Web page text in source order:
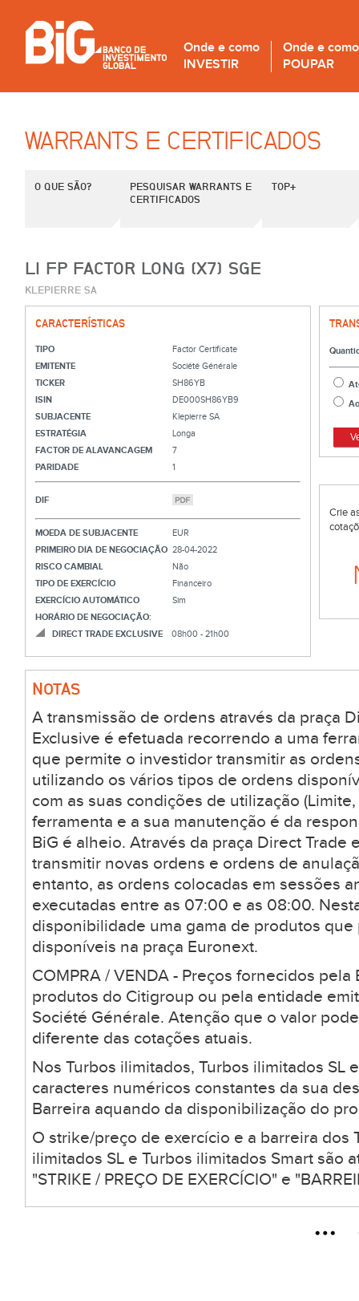
Onde e como
INVESTIR
Onde e como
POUPAR
WARRANTS E CERTIFICADOS
O QUE SÃO?
PESQUISAR WARRANTS E
CERTIFICADOS
TOP+
LI FP FACTOR LONG (X7) SGE
KLEPIERRE SA
CARACTERÍSTICAS
TIPO
Factor Certificate
EMITENTE
Société Générale
TICKER
SH86YB
ISIN
DE000SH86YB9
SUBJACENTE
Klepierre SA
ESTRATÉGIA
Longa
FACTOR DE ALAVANCAGEM
7
PARIDADE
1
DIF
MOEDA DE SUBJACENTE
EUR
PRIMEIRO DIA DE NEGOCIAÇÃO 28-04-2022
RISCO CAMBIAL
Não
TIPO DE EXERCÍCIO
Financeiro
EXERCÍCIO AUTOMÁTICO
Sim
HORÁRIO DE NEGOCIAÇÃO:
DIRECT TRADE EXCLUSIVE
08h00 - 21h00
Crie
NOTAS
A transmissão de ordens através da praça
Exclusive é efetuada recorrendo a uma
que permite o investidor transmitir as
utilizando os vários tipos de ordens
com as suas condições de utilização
ferramenta e a sua manutenção é da
BiG é alheio. Através da praça Direct Trade
transmitir novas ordens e ordens de
entanto, as ordens colocadas em sessões
executadas entre as 07:00 e as 08:00.
disponibilidade uma gama de produtos
disponíveis na praça Euronext.
COMPRA / VENDA - Preços fornecidos
produtos do Citigroup ou pela entidade
Société Générale. Atenção que o valor
diferente das cotações atuais.
Nos Turbos ilimitados, Turbos ilimitados SL
caracteres numéricos constantes da sua
Barreira aquando da disponibilização do
O strike/preço de exercício e a barreira dos
ilimitados SL e Turbos ilimitados Smart são
"STRIKE / PREÇO DE EXERCÍCIO" e